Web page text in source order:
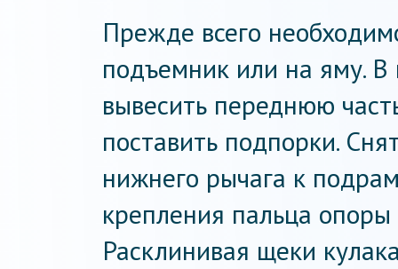
Прежде всего
подъемник или на яму.
вывесить переднюю
поставить подпорки.
нижнего рычага к
крепления пальца
Расклинивая щеки